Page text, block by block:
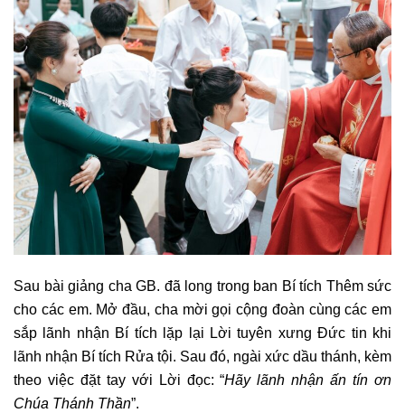
Sau bài giảng cha GB. đã long trong ban Bí tích Thêm sức
cho các em. Mở đầu, cha mời gọi cộng đoàn cùng các em
sắp lãnh nhận Bí tích lặp lại Lời tuyên xưng Đức tin khi
lãnh nhận Bí tích Rửa tội. Sau đó, ngài xức dầu thánh, kèm
theo việc đặt tay với Lời đọc: “Hãy lãnh nhận ấn tín ơn
Chúa Thánh Thần”.